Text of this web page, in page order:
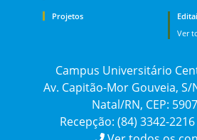
Projetos
Ver
Campus Universitário
Av. Capitão-Mor Gouveia, S/
Natal/RN, CEP:
Recepção: (84) 3342-